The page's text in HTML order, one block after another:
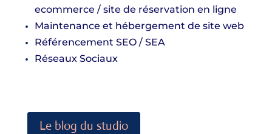
ecommerce / site de réservation en ligne
Maintenance et hébergement de site web
Référencement SEO / SEA
Réseaux Sociaux
Le blog du studio